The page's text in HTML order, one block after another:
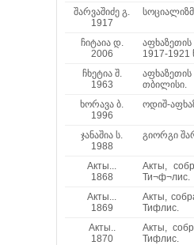
შარვაშიძე გ.
1917
ჩიტაია დ.
2006
1917-
ჩხეტია შ.
1963
თბილისი.
ხორავა ბ.
1996
ოდიშ-
ჯანაშია ს.
1988
გიორგი
Акты...
1868
Акты,
Ти¬ф¬лис.
Акты...
1869
Акты,
Тифлис.
Акты..
1870
Акты,
Тифлис.